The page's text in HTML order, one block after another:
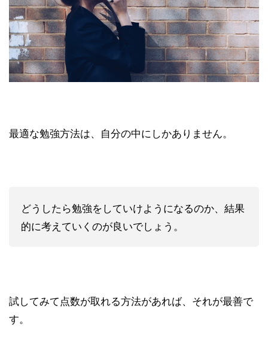
最適な勉強方法は、自分の中にしかありません。
どうしたら勉強をしていけようになるのか、結果
的に考えていくのが良いでしょう。
試してみて点数が取れる方法があれば、それが最善で
す。